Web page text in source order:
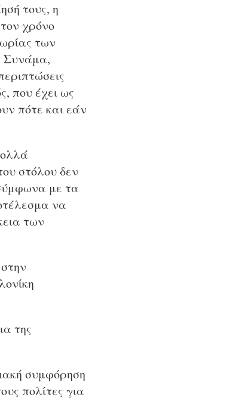
τους, η
χρόνο
των
Συνάμα,
που έχει ως
πότε και εάν
στόλου δεν
με τα
να
των
της
συμφόρηση
πολίτες για